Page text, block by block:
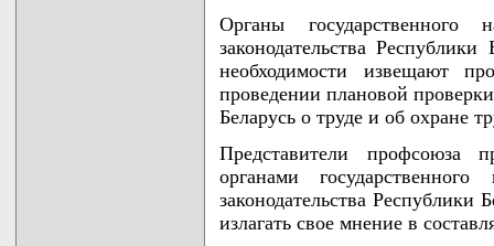
Органы
законодательства
необходимости извещают
проведении плановой
Беларусь о труде и об охране
Представители профсоюза
органами
законодательства Республики
излагать свое мнение в